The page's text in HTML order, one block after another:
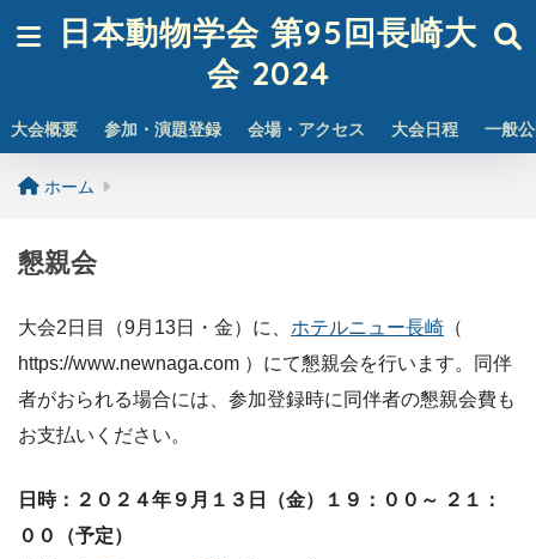
日本動物学会 第95回長崎大
会 2024
大会概要 参加・演題登録 会場・アクセス 大会日程 一般
ホーム
懇親会
大会2日目（9月13日・金）に、 ホテルニュー長崎 （
https://www.newnaga.com ）にて懇親会を行います。同伴
者がおられる場合には、参加登録時に同伴者の懇親会費も
お支払いください。
日時：２０２４年９月１３日（金）１９：００～ ２１：
００（予定）